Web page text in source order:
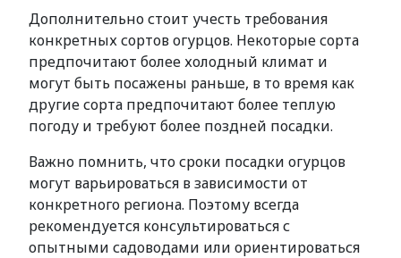
Дополнительно стоит учесть требования
конкретных сортов огурцов. Некоторые сорта
предпочитают более холодный климат и
могут быть посажены раньше, в то время как
другие сорта предпочитают более теплую
погоду и требуют более поздней посадки.
Важно помнить, что сроки посадки огурцов
могут варьироваться в зависимости от
конкретного региона. Поэтому всегда
рекомендуется консультироваться с
опытными садоводами или ориентироваться